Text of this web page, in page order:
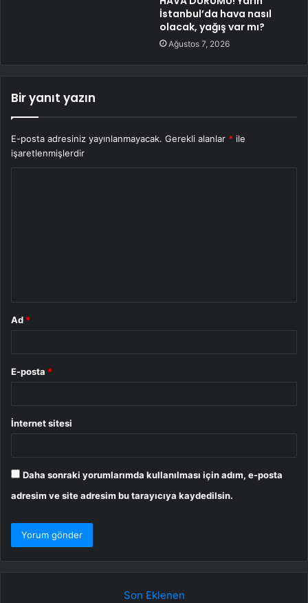
İstanbul’da hava nasıl
olacak, yağış var mı?
Ağustos 7, 2026
Bir yanıt yazın
E-posta adresiniz yayınlanmayacak. Gerekli alanlar * ile
işaretlenmişlerdir
Ad *
E-posta *
İnternet sitesi
Daha sonraki yorumlarımda kullanılması için adım, e-posta
adresim ve site adresim bu tarayıcıya kaydedilsin.
Son Eklenen